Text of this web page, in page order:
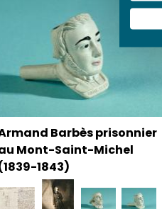
Barbès prisonnier
Mont-Saint-Michel
1843)